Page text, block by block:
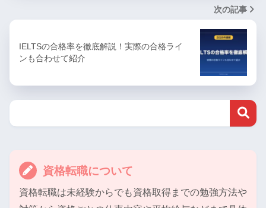
次の記事
IELTSの合格率を徹底解説！実際の合格ライ
ンも合わせて紹介
資格転職について
資格転職は未経験からでも資格取得までの勉強方法や